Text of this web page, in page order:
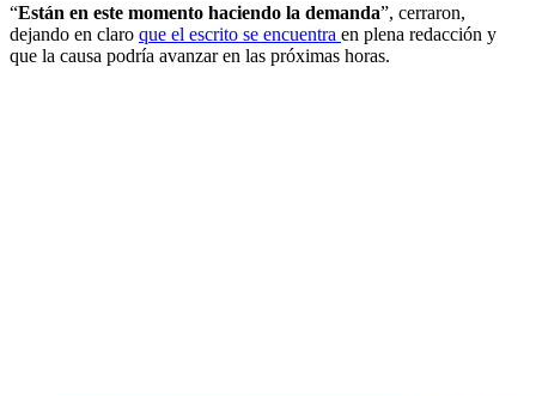
“Están en este momento haciendo la demanda”, cerraron,
dejando en claro que el escrito se encuentra en plena redacción y
que la causa podría avanzar en las próximas horas.